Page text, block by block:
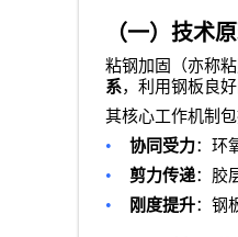
（一）技术
粘钢加固（亦称
系，利用钢板良
其核心工作机制包
• 协同受力：环
• 剪力传递：胶
• 刚度提升：钢